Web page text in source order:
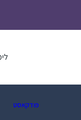
פודקאסט